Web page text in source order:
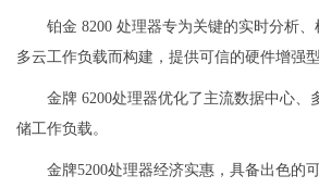
铂金 8200 处理器专为关键的实时分析
多云工作负载而构建，提供可信的硬件增强型
金牌 6200处理器优化了主流数据中心、
储工作负载。
金牌5200处理器经济实惠，具备出色的